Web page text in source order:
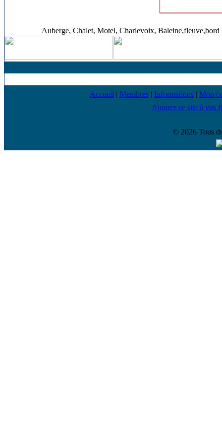
Auberge, Chalet, Motel, Charlevoix,
Accueil | Membres | Informations | Mon
Ajoutez ce site à vos
© 2026 Tous